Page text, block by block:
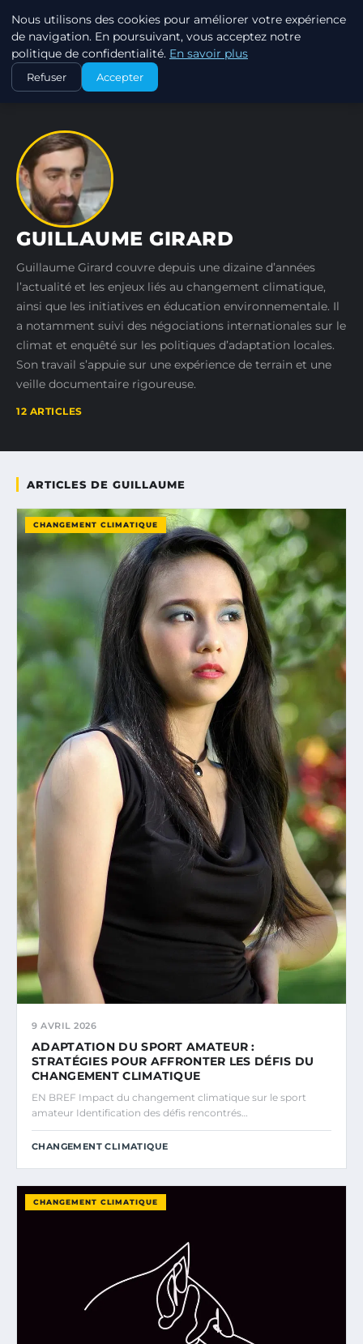
EXXON CLIMATE FOOTPRINT
ACCUEIL AUTEURS GUILLAUME GIRARD
GUILLAUME GIRARD
Guillaume Girard couvre depuis une dizaine d’années
l’actualité et les enjeux liés au changement climatique,
ainsi que les initiatives en éducation environnementale. Il
a notamment suivi des négociations internationales sur le
climat et enquêté sur les politiques d’adaptation locales.
Son travail s’appuie sur une expérience de terrain et une
veille documentaire rigoureuse.
12 ARTICLES
ARTICLES DE GUILLAUME
CHANGEMENT CLIMATIQUE
9 AVRIL 2026
ADAPTATION DU SPORT AMATEUR :
STRATÉGIES POUR AFFRONTER LES DÉFIS DU
CHANGEMENT CLIMATIQUE
EN BREF Impact du changement climatique sur le sport
amateur Identification des défis rencontrés…
CHANGEMENT CLIMATIQUE
CHANGEMENT CLIMATIQUE
Nous utilisons des cookies pour améliorer votre expérience
de navigation. En poursuivant, vous acceptez notre
politique de confidentialité. En savoir plus
Refuser Accepter